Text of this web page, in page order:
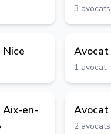
3 avocats
Nice Avocat
1 avocat
Aix-en-
Avocat
2 avocats